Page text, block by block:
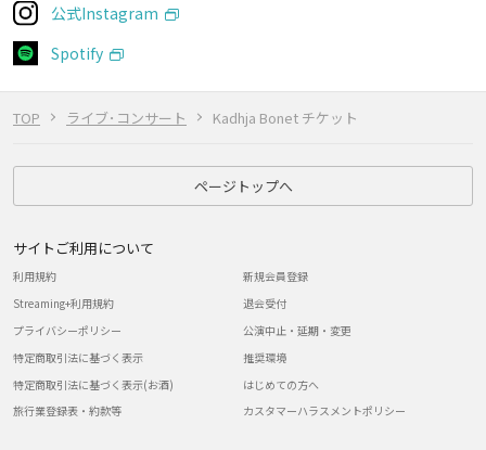
TOP ライブ･コンサート Kadhja Bonet チケット
公式Instagram
Spotify
ページトップへ
サイトご利用について
利用規約
Streaming+利用規約
プライバシーポリシー
特定商取引法に基づく表示
特定商取引法に基づく表示(お酒)
旅行業登録表・約款等
新規会員登録
退会受付
公演中止・延期・変更
推奨環境
はじめての方へ
カスタマーハラスメントポリシー